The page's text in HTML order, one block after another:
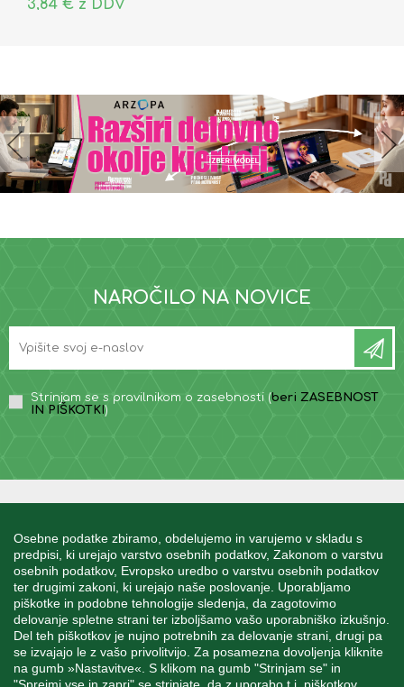
Osebne podatke zbiramo, obdelujemo in varujemo v skladu s
predpisi, ki urejajo varstvo osebnih podatkov, Zakonom o varstvu
osebnih podatkov, Evropsko uredbo o varstvu osebnih podatkov
ter drugimi zakoni, ki urejajo naše poslovanje. Uporabljamo
piškotke in podobne tehnologije sledenja, da zagotovimo
delovanje spletne strani ter izboljšamo vašo uporabniško izkušnjo.
Del teh piškotkov je nujno potrebnih za delovanje strani, drugi pa
se izvajajo le z vašo privolitvijo. Za posamezna dovoljenja kliknite
na gumb »Nastavitve«. S klikom na gumb "Strinjam se" in
3,84 € z DDV
NAROČILO NA NOVICE
Strinjam se s pravilnikom o zasebnosti (beri ZASEBNOST
IN PIŠKOTKI )
MOJ RAČUN
STORITEV ZA STRANKE